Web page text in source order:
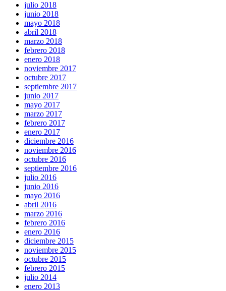
julio 2018
junio 2018
mayo 2018
abril 2018
marzo 2018
febrero 2018
enero 2018
noviembre 2017
octubre 2017
septiembre 2017
junio 2017
mayo 2017
marzo 2017
febrero 2017
enero 2017
diciembre 2016
noviembre 2016
octubre 2016
septiembre 2016
julio 2016
junio 2016
mayo 2016
abril 2016
marzo 2016
febrero 2016
enero 2016
diciembre 2015
noviembre 2015
octubre 2015
febrero 2015
julio 2014
enero 2013